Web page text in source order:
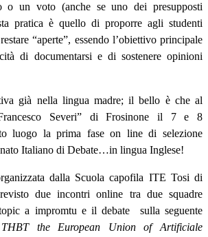
o un voto (anche se uno dei presupposti
pratica è quello di proporre agli studenti
“aperte”, essendo l’obiettivo principale
di documentarsi e di sostenere opinioni
già nella lingua madre; il bello è che al
Severi” di Frosinone il 7 e 8
luogo la prima fase on line di selezione
Italiano di Debate…in lingua Inglese!
dalla Scuola capofila ITE Tosi di
due incontri online tra due squadre
a impromtu e il debate sulla seguente
THBT the European Union of Artificiale